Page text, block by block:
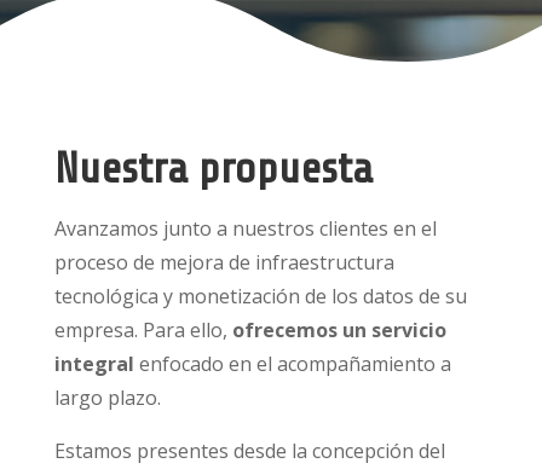
Nuestra propuesta
Avanzamos junto a nuestros clientes en el
proceso de mejora de infraestructura
tecnológica y monetización de los datos de su
empresa. Para ello, ofrecemos un servicio
integral enfocado en el acompañamiento a
largo plazo.
Estamos presentes desde la concepción del